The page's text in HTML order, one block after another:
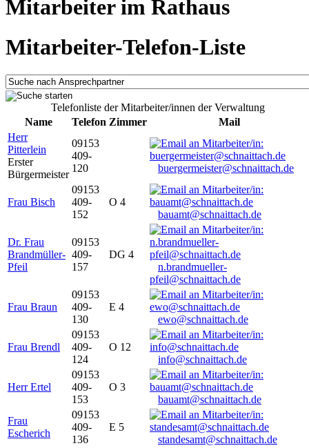
Mitarbeiter im Rathaus
Mitarbeiter-Telefon-Liste
Telefonliste der Mitarbeiter/innen der Verwaltung
Name
Telefon Zimmer
Mail
Herr
Pitterlein
Erster
Bürgermeister
09153
409-
120
buergermeister@schnaittach.de
Frau Bisch
09153
409-
152
O 4
bauamt@schnaittach.de
Dr. Frau
Brandmüller-
Pfeil
09153
409-
157
DG 4
n.brandmueller-
pfeil@schnaittach.de
Frau Braun
09153
409-
130
E 4
ewo@schnaittach.de
Frau Brendl
09153
409-
124
O 12
info@schnaittach.de
Herr Ertel
09153
409-
153
O 3
bauamt@schnaittach.de
Frau
Escherich
09153
409-
136
E 5
standesamt@schnaittach.de